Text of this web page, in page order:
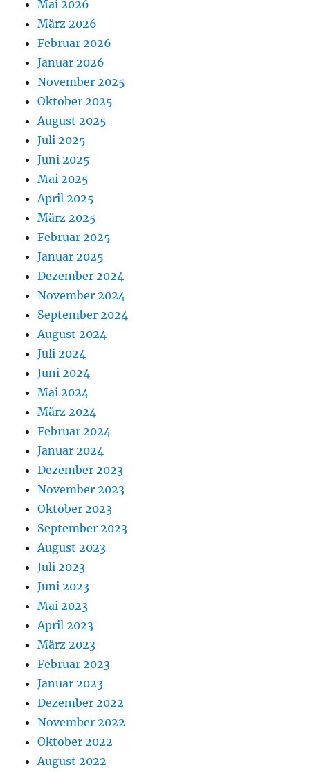
Mai 2026
März 2026
Februar 2026
Januar 2026
November 2025
Oktober 2025
August 2025
Juli 2025
Juni 2025
Mai 2025
April 2025
März 2025
Februar 2025
Januar 2025
Dezember 2024
November 2024
September 2024
August 2024
Juli 2024
Juni 2024
Mai 2024
März 2024
Februar 2024
Januar 2024
Dezember 2023
November 2023
Oktober 2023
September 2023
August 2023
Juli 2023
Juni 2023
Mai 2023
April 2023
März 2023
Februar 2023
Januar 2023
Dezember 2022
November 2022
Oktober 2022
August 2022